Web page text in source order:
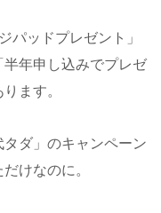
パッドプレゼント」
半年申し込みでプレゼ
ます。
ダ」のキャンペーン
けなのに。